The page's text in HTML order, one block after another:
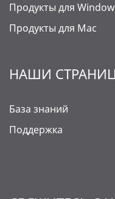
Продукты для
Продукты для Mac
НАШИ
База знаний
Поддержка